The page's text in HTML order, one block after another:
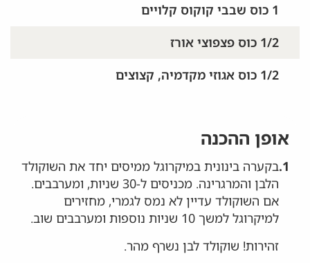
1 כוס שבבי קוקוס קלויים
1/2 כוס פצפוצי אורז
1/2 כוס אגוזי מקדמיה, קצוצים
אופן ההכנה
1. בקערה בינונית במיקרוגל ממיסים יחד את השוקולד
הלבן והמרגרינה. מכניסים ל-30 שניות, ומערבבים.
אם השוקולד עדיין לא נמס לגמרי, מחזירים
למיקרוגל למשך 10 שניות נוספות ומערבבים שוב.
זהירות! שוקולד לבן נשרף מהר.